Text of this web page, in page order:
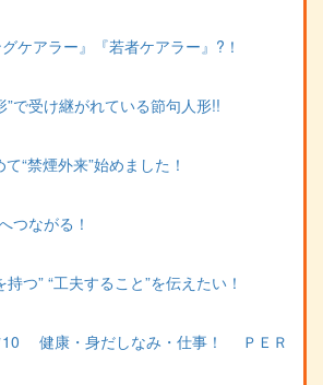
ケアラー』『若者ケアラー』?！
”で受け継がれている節句人形!!
“禁煙外来”始めました！
つながる！
つ” “工夫すること”を伝えたい！
10 健康・身だしなみ・仕事！ ＰＥＲ